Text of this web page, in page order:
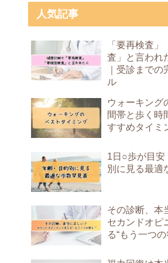
人気記事
「要再検査
査」と言われ
｜受診まで
ル
ウォーキング
間帯と歩く時
すすめタイミ
1日○歩が目安
別に見る最適
その診断、本
セカンドオピ
る“もう一つの